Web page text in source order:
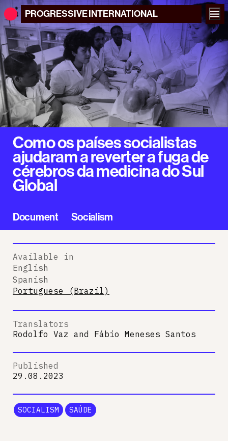
PROGRESSIVEINTERNATIONAL
Como os países socialistas
ajudaram a reverter a fuga de
cérebros da medicina do Sul
Global
Document Socialism
Available in
English
Spanish
Portuguese (Brazil)
Translators
Rodolfo Vaz and Fábio Meneses Santos
Published
29.08.2023
SOCIALISM SAÚDE